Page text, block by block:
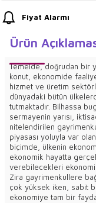
Fiyat Alarmı
Ürün
Temelde, doğrudan bir
konut, ekonomide
hizmet ve üretim
dünyadaki bütün
tutmaktadır. Bilhassa
sermayenin yarısı,
nitelendirilen
piyasası yoluyla var
biçimde, ülkenin
ekonomik hayatta
verebilecekleri
Zira gayrimenkullere
çok yüksek iken, sabit
ekonomiye tam bir